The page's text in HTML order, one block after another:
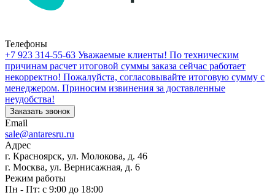
Телефоны
+7 923 314-55-63 Уважаемые клиенты! По техническим
причинам расчет итоговой суммы заказа сейчас работает
некорректно! Пожалуйста, согласовывайте итоговую сумму с
менеджером. Приносим извинения за доставленные
неудобства!
Заказать звонок
Email
sale@antaresru.ru
Адрес
г. Красноярск, ул. Молокова, д. 46
г. Москва, ул. Вернисажная, д. 6
Режим работы
Пн - Пт: с 9:00 до 18:00